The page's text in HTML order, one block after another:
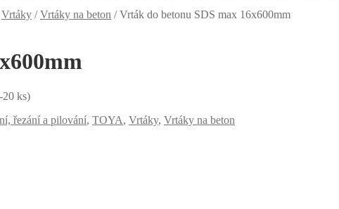
Vrtáky /Vrtáky na beton /Vrták do betonu SDS max 16x600mm
20 ks)
řezání a pilování, TOYA, Vrtáky, Vrtáky na beton